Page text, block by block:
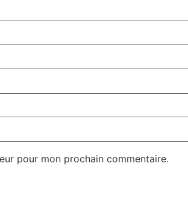
pour mon prochain commentaire.